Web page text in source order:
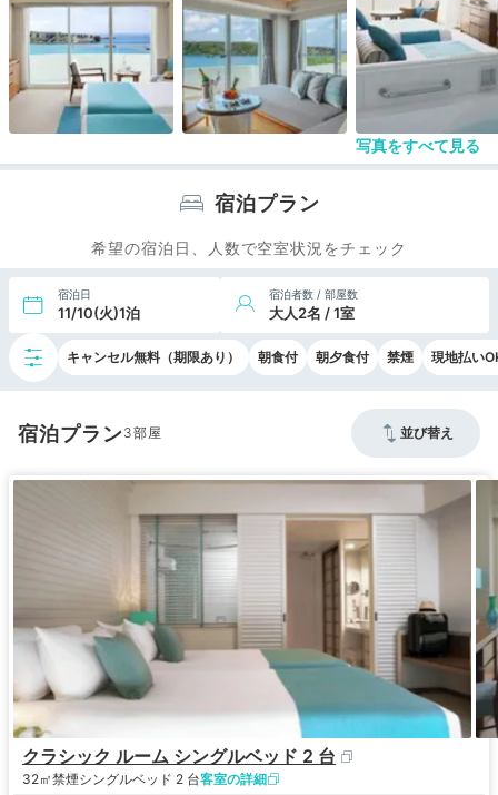
とおもいます。
写真をすべて見る
宿泊プラン
希望の宿泊日、人数で空室状況をチェック
宿泊日
11/10(火)1泊
宿泊者数 / 部屋数
大人2名 / 1室
キャンセル無料（期限あり） 朝食付 朝夕食付 禁煙 現地払い
宿泊プラン3 並び替え
クラシック ルーム シングルベッド 2 台
32㎡禁煙シングルベッド 2 台客室の詳細